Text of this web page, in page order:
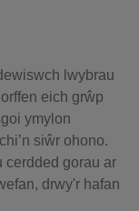
lwybrau
eich grŵp
ymylon
siŵr ohono.
cerdded gorau ar
drwy'r hafan